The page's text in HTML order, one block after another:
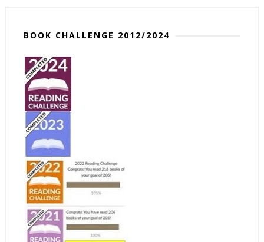
BOOK CHALLENGE 2012/2024